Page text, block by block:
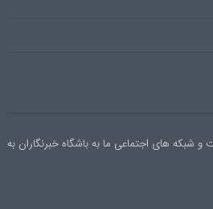
شبکه های اجتماعی ما به باشگاه خبرنگاران به